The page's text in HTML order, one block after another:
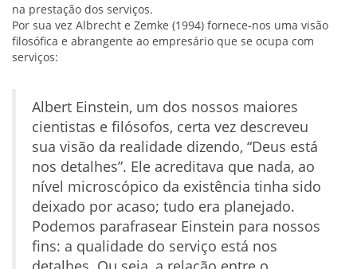
na prestação dos serviços.
Por sua vez Albrecht e Zemke (1994) fornece-nos uma visão
filosófica e abrangente ao empresário que se ocupa com
serviços:
Albert Einstein, um dos nossos maiores
cientistas e filósofos, certa vez descreveu
sua visão da realidade dizendo, “Deus está
nos detalhes”. Ele acreditava que nada, ao
nível microscópico da existência tinha sido
deixado por acaso; tudo era planejado.
Podemos parafrasear Einstein para nossos
fins: a qualidade do serviço está nos